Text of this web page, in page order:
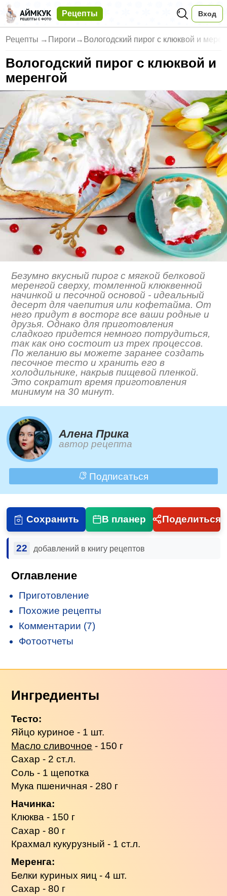
Рецепты Вход
Рецепты → Пироги → Вологодский пирог с клюквой и
Вологодский пирог с клюквой и
меренгой
Безумно вкусный пирог с мягкой белковой
меренгой сверху, томленной клюквенной
начинкой и песочной основой - идеальный
десерт для чаепития или кофетайма. От
него придут в восторг все ваши родные и
друзья. Однако для приготовления
сладкого придется немного потрудиться,
так как оно состоит из трех процессов.
По желанию вы можете заранее создать
песочное тесто и хранить его в
холодильнике, накрыв пищевой пленкой.
Это сократит время приготовления
минимум на 30 минут.
Алена Прика
автор рецепта
Подписаться
Сохранить В планер Поделиться
22 добавлений в книгу рецептов
Оглавление
Приготовление
Похожие рецепты
Комментарии (7)
Фотоотчеты
Ингредиенты
Тесто:
Яйцо куриное - 1 шт.
Масло сливочное - 150 г
Сахар - 2 ст.л.
Соль - 1 щепотка
Мука пшеничная - 280 г
Начинка:
Клюква - 150 г
Сахар - 80 г
Крахмал кукурузный - 1 ст.л.
Меренга:
Белки куриных яиц - 4 шт.
Сахар - 80 г